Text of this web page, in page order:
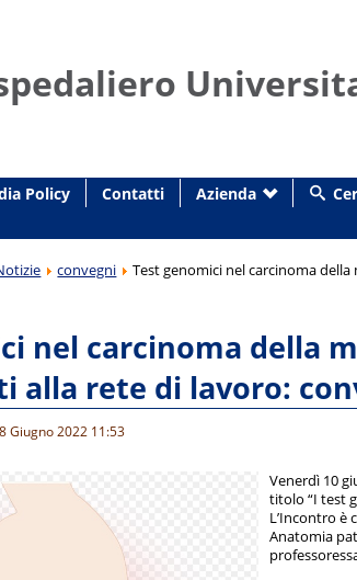
Policy Contatti Azienda
convegni
Test genomici nel carcinoma
nel carcinoma della
alla rete di lavoro:
Giugno 2022 11:53
Venerdì 10
titolo “I test
L’Incontro è
Anatomia